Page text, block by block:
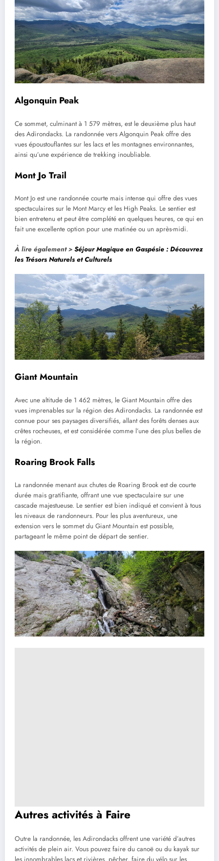
Algonquin Peak
Ce sommet, culminant à 1 579 mètres, est le deuxième plus haut
des Adirondacks. La randonnée vers Algonquin Peak offre des
vues époustouflantes sur les lacs et les montagnes environnantes,
ainsi qu’une expérience de trekking inoubliable.
Mont Jo Trail
Mont Jo est une randonnée courte mais intense qui offre des vues
spectaculaires sur le Mont Marcy et les High Peaks. Le sentier est
bien entretenu et peut être complété en quelques heures, ce qui en
fait une excellente option pour une matinée ou un après-midi.
À lire également > Séjour Magique en Gaspésie : Découvrez
les Trésors Naturels et Culturels
Giant Mountain
Avec une altitude de 1 462 mètres, le Giant Mountain offre des
vues imprenables sur la région des Adirondacks. La randonnée est
connue pour ses paysages diversifiés, allant des forêts denses aux
crêtes rocheuses, et est considérée comme l’une des plus belles de
la région.
Roaring Brook Falls
La randonnée menant aux chutes de Roaring Brook est de courte
durée mais gratifiante, offrant une vue spectaculaire sur une
cascade majestueuse. Le sentier est bien indiqué et convient à tous
les niveaux de randonneurs. Pour les plus aventureux, une
extension vers le sommet du Giant Mountain est possible,
partageant le même point de départ de sentier.
Autres activités à Faire
Outre la randonnée, les Adirondacks offrent une variété d’autres
activités de plein air. Vous pouvez faire du canoë ou du kayak sur